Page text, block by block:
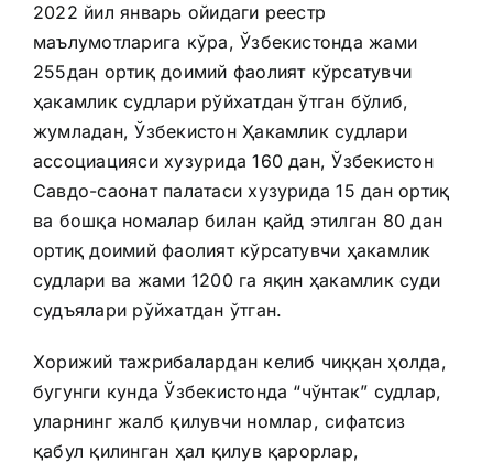
2022 йил январь ойидаги реестр
маълумотларига кўра, Ўзбекистонда жами
255дан ортиқ доимий фаолият кўрсатувчи
ҳакамлик судлари рўйхатдан ўтган бўлиб,
жумладан, Ўзбекистон Ҳакамлик судлари
ассоциацияси хузурида 160 дан, Ўзбекистон
Савдо-саонат палатаси хузурида 15 дан ортиқ
ва бошқа номалар билан қайд этилган 80 дан
ортиқ доимий фаолият кўрсатувчи ҳакамлик
судлари ва жами 1200 га яқин ҳакамлик суди
судъялари рўйхатдан ўтган.
Хорижий тажрибалардан келиб чиққан ҳолда,
бугунги кунда Ўзбекистонда “чўнтак” судлар,
уларнинг жалб қилувчи номлар, сифатсиз
қабул қилинган ҳал қилув қарорлар,